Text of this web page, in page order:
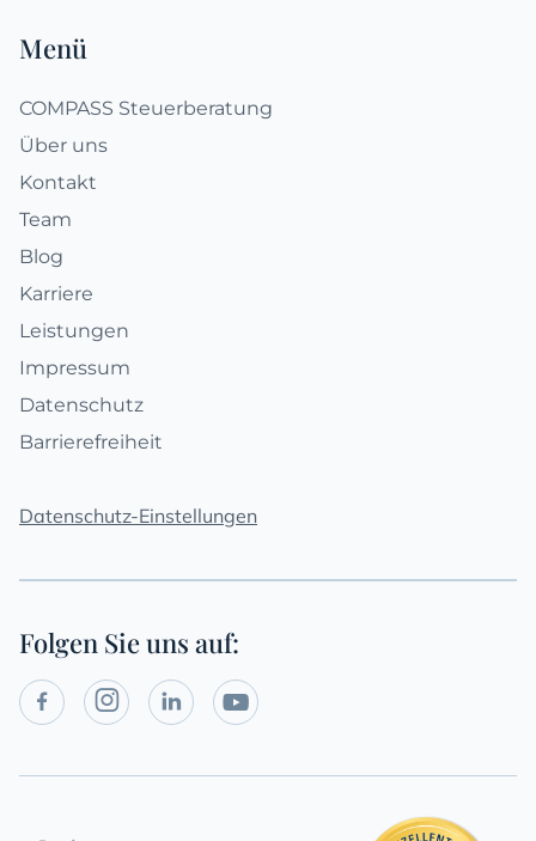
Menü
COMPASS Steuerberatung
Über uns
Kontakt
Team
Blog
Karriere
Leistungen
Impressum
Datenschutz
Barrierefreiheit
Datenschutz-Einstellungen
Folgen Sie uns auf:
Social
Media
Links
   